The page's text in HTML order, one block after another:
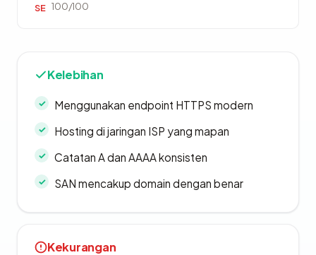
SE 100/100
Kelebihan
Menggunakan endpoint HTTPS modern
Hosting di jaringan ISP yang mapan
Catatan A dan AAAA konsisten
SAN mencakup domain dengan benar
Kekurangan